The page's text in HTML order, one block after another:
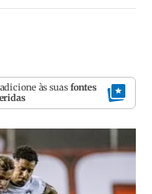
às suas fontes